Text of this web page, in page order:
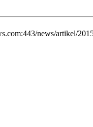
news/artikel/